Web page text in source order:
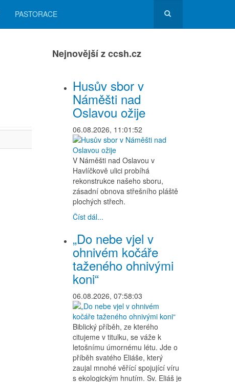
PASTORACE
Nejnovější z ccsh.cz
Husův sbor v
Náměšti nad
Oslavou ožije
06.08.2026, 11:01:52
V Náměšti nad Oslavou v
Havlíčkově ulici probíhá
rekonstrukce našeho sboru,
zásadní obnova střešního pláště
plochých střech.
Číst dál...
„Do nebe vjel v
ohnivém kočáře
taženého ohnivými
koni“
06.08.2026, 07:58:03
Biblický příběh, ze kterého
citujeme v titulku, se váže k
letošnímu úmornému létu. Jde o
příběh svatého Eliáše, který
zaujal mnohé věřící spojující víru
s ekologickým hnutím. Sv. Eliáš je